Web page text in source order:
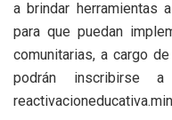
a brindar herramientas
para que puedan
comunitarias, a cargo
podrán inscribirse